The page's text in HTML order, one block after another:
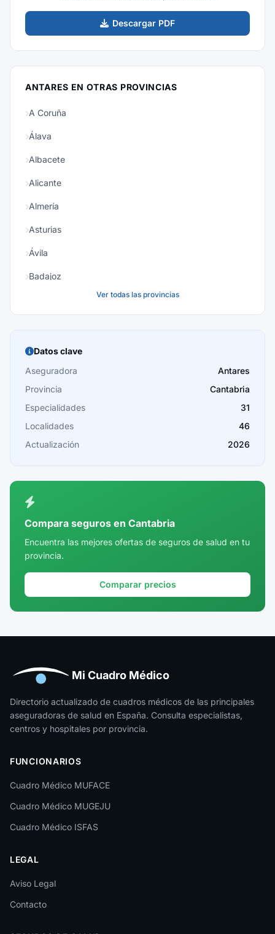
Descargar PDF
ANTARES EN OTRAS PROVINCIAS
A Coruña
Álava
Albacete
Alicante
Almería
Asturias
Ávila
Badajoz
Burgos
Cáceres
Cádiz
Cantabria
Castellón
Córdoba
Cuenca
Girona
Huesca
Jaén
La Rioja
León
Lleida
Lugo
Málaga
Melilla
Murcia
Ver todas las provincias
Datos clave
Aseguradora
Antares
Provincia
Cantabria
Especialidades
31
Localidades
46
Actualización
2026
Compara seguros en Cantabria
Encuentra las mejores ofertas de seguros de salud en tu
provincia.
Comparar precios
Mi Cuadro Médico
Directorio actualizado de cuadros médicos de las principales
aseguradoras de salud en España. Consulta especialistas,
centros y hospitales por provincia.
FUNCIONARIOS
Cuadro Médico MUFACE
Cuadro Médico MUGEJU
Cuadro Médico ISFAS
LEGAL
Aviso Legal
Contacto